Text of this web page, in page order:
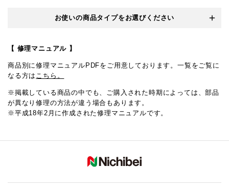
お使いの商品タイプをお選びください
【 修理マニュアル 】
商品別に修理マニュアルPDFをご用意しております。一覧をご覧に
なる方は こちら。
※掲載している商品の中でも、ご購入された時期によっては、部品
が異なり修理の方法が違う場合もあります。
※平成18年2月に作成された修理マニュアルです。